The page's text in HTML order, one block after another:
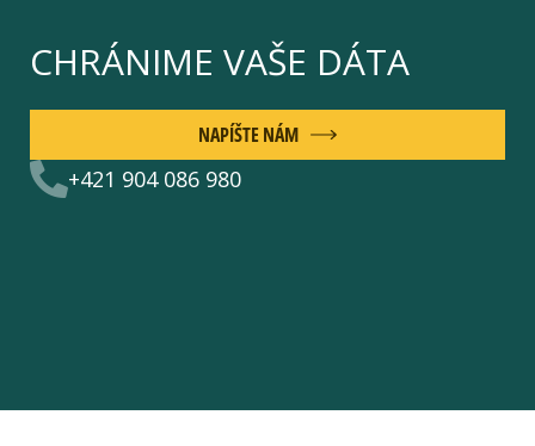
CHRÁNIME VAŠE DÁTA
+421 904 086 980
NAPÍŠTE NÁM